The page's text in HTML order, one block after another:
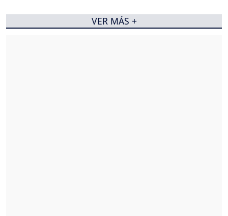
VER MÁS +